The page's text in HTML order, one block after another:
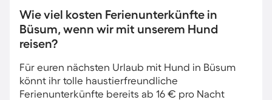
Wie viel kosten Ferienunterkünfte in
Büsum, wenn wir mit unserem Hund
reisen?
Für euren nächsten Urlaub mit Hund in Büsum
könnt ihr tolle haustierfreundliche
Ferienunterkünfte bereits ab 16 € pro Nacht